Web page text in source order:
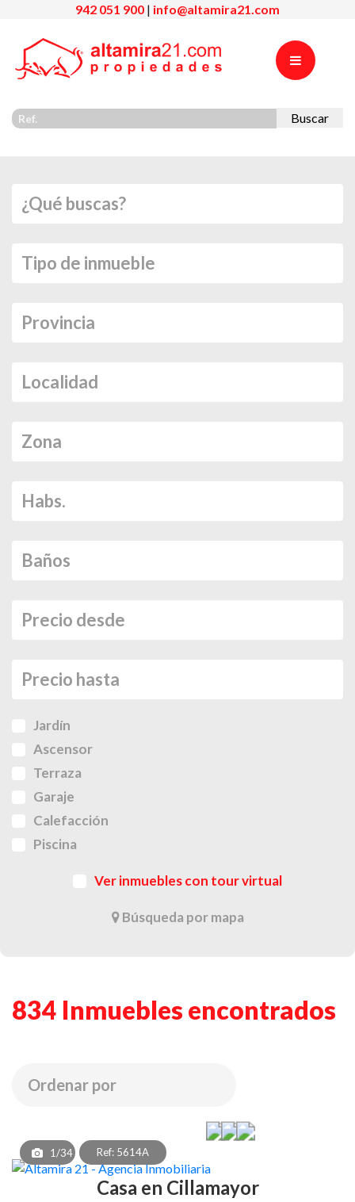
942 051 900 | info@altamira21.com
Buscar
Jardín
Ascensor
Terraza
Garaje
Calefacción
Piscina
Ver inmuebles con tour virtual
Búsqueda por mapa
834 Inmuebles encontrados
1/34 Ref: 5614A
Casa en Cillamayor